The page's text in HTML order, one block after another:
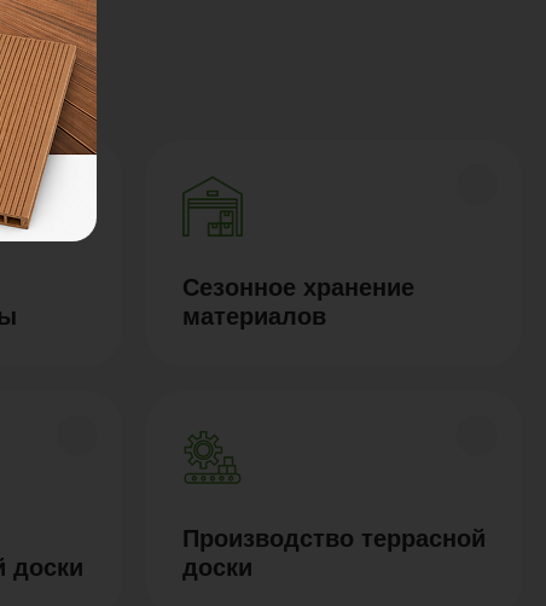
Сезонное хранение
материалов
доски
Производство террасной
доски